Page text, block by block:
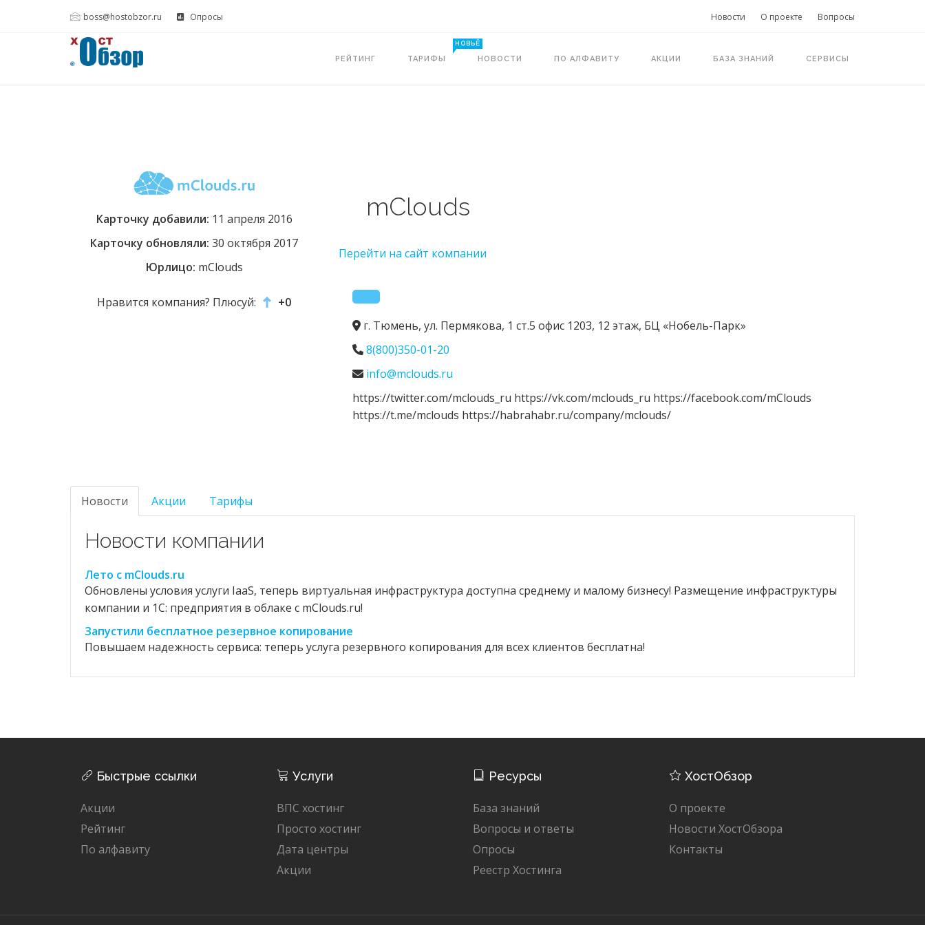
boss@hostobzor.ru Опросы Новости О проекте Вопросы
РЕЙТИНГ ТАРИФЫ
НОВЬЁ
НОВОСТИ ПО АЛФАВИТУ АКЦИИ БАЗА ЗНАНИЙ СЕРВИСЫ
Карточку добавили: 11 апреля 2016
Карточку обновляли: 30 октября 2017
Юрлицо: mClouds
Нравится компания? Плюсуй: +0
mClouds
Перейти на сайт компании
г. Тюмень, ул. Пермякова, 1 ст.5 офис 1203, 12 этаж, БЦ «Нобель-Парк»
8(800)350-01-20
info@mclouds.ru
https://twitter.com/mclouds_ru https://vk.com/mclouds_ru https://facebook.com/mClouds
https://t.me/mclouds https://habrahabr.ru/company/mclouds/
Новости Акции Тарифы
Новости компании
Лето с mClouds.ru
Обновлены условия услуги IaaS, теперь виртуальная инфраструктура доступна среднему и малому бизнесу! Размещение инфраструктуры
компании и 1С: предприятия в облаке с mClouds.ru!
Запустили бесплатное резервное копирование
Повышаем надежность сервиса: теперь услуга резервного копирования для всех клиентов бесплатна!
Быстрые ссылки
Акции
Рейтинг
По алфавиту
Услуги
ВПС хостинг
Просто хостинг
Дата центры
Акции
Ресурсы
База знаний
Вопросы и ответы
Опросы
Реестр Хостинга
ХостОбзор
О проекте
Новости ХостОбзора
Контакты